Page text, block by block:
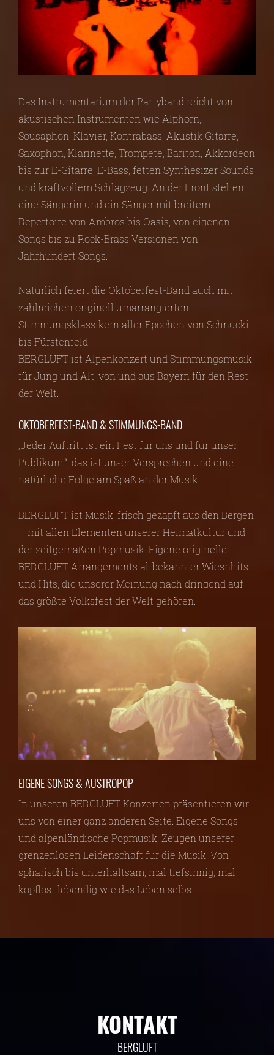
Das Instrumentarium der Partyband reicht von
akustischen Instrumenten wie Alphorn,
Sousaphon, Klavier, Kontrabass, Akustik Gitarre,
Saxophon, Klarinette, Trompete, Bariton, Akkordeon
bis zur E-Gitarre, E-Bass, fetten Synthesizer Sounds
und kraftvollem Schlagzeug. An der Front stehen
eine Sängerin und ein Sänger mit breitem
Repertoire von Ambros bis Oasis, von eigenen
Songs bis zu Rock-Brass Versionen von
Jahrhundert Songs.
Natürlich feiert die Oktoberfest-Band auch mit
zahlreichen originell umarrangierten
Stimmungsklassikern aller Epochen von Schnucki
bis Fürstenfeld.
BERGLUFT ist Alpenkonzert und Stimmungsmusik
für Jung und Alt, von und aus Bayern für den Rest
der Welt.
OKTOBERFEST-BAND & STIMMUNGS-BAND
„Jeder Auftritt ist ein Fest für uns und für unser
Publikum!“, das ist unser Versprechen und eine
natürliche Folge am Spaß an der Musik.
BERGLUFT ist Musik, frisch gezapft aus den Bergen
– mit allen Elementen unserer Heimatkultur und
der zeitgemäßen Popmusik. Eigene originelle
BERGLUFT-Arrangements altbekannter Wiesnhits
und Hits, die unserer Meinung nach dringend auf
das größte Volksfest der Welt gehören.
EIGENE SONGS & AUSTROPOP
In unseren BERGLUFT Konzerten präsentieren wir
uns von einer ganz anderen Seite. Eigene Songs
und alpenländische Popmusik, Zeugen unserer
grenzenlosen Leidenschaft für die Musik. Von
sphärisch bis unterhaltsam, mal tiefsinnig, mal
kopflos…lebendig wie das Leben selbst.
KONTAKT
BERGLUFT